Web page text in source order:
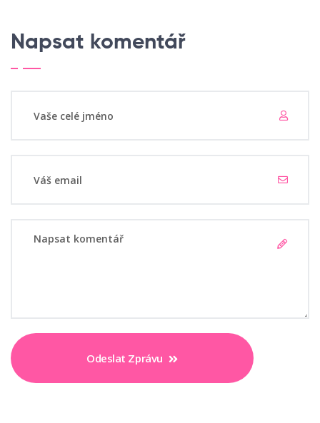
Napsat komentář
Odeslat Zprávu